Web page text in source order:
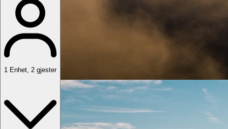
1 Enhet 2 gjester